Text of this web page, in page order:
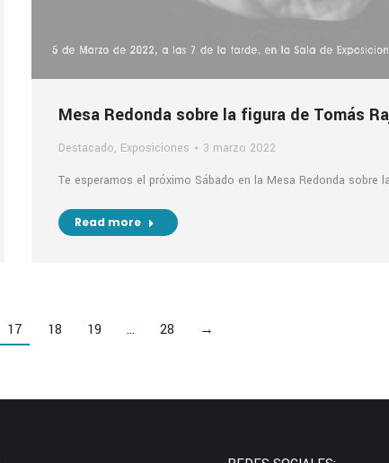
Mesa Redonda sobre la figura de Tomás
Destacado, Exposiciones
3 marzo 2022
Te esperamos el próximo Sábado en la Mesa Redonda sobre
Read more
17 18 19 … 28 →